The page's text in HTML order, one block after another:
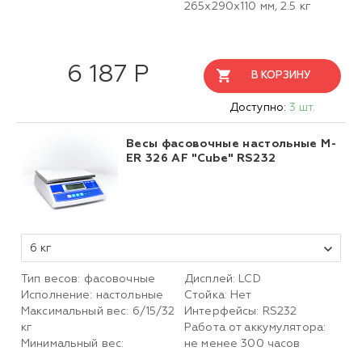
265х290х110 мм, 2.5 кг
6 187 Р В КОРЗИНУ
Доступно: 3 шт.
Весы фасовочные настольные M-
ER 326 AF "Cube" RS232
6 кг
Тип весов: фасовочные
Исполнение: настольные
Максимальный вес: 6/15/32
кг
Минимальный вес:
Дисплей: LCD
Стойка: Нет
Интерфейсы: RS232
Работа от аккумулятора:
не менее 300 часов